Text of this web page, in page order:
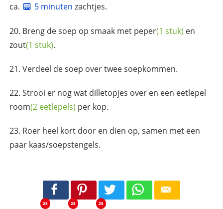
ca.
5 minuten zachtjes.
Breng de soep op smaak met peper(1 stuk) en
zout(1 stuk).
Verdeel de soep over twee soepkommen.
Strooi er nog wat dilletopjes over en een eetlepel
room(2 eetlepels) per kop.
Roer heel kort door en dien op, samen met een
paar kaas/soepstengels.
25 25 25